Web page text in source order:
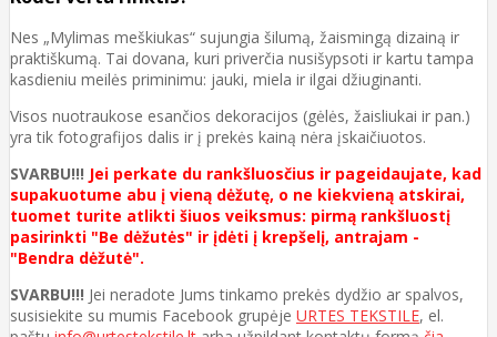
Nes „Mylimas meškiukas“ sujungia šilumą, žaismingą dizainą ir
praktiškumą. Tai dovana, kuri priverčia nusišypsoti ir kartu tampa
kasdieniu meilės priminimu: jauki, miela ir ilgai džiuginanti.
Visos nuotraukose esančios dekoracijos (gėlės, žaisliukai ir pan.)
yra tik fotografijos dalis ir į prekės kainą nėra įskaičiuotos.
SVARBU!!! Jei perkate du rankšluosčius ir pageidaujate, kad
supakuotume abu į vieną dėžutę, o ne kiekvieną atskirai,
tuomet turite atlikti šiuos veiksmus: pirmą rankšluostį
pasirinkti "Be dėžutės" ir įdėti į krepšelį, antrajam -
"Bendra dėžutė".
SVARBU!!! Jei neradote Jums tinkamo prekės dydžio ar spalvos,
susisiekite su mumis Facebook grupėje URTES TEKSTILE, el.